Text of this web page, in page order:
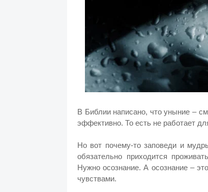
В Библии написано, что уныние –
эффективно. То есть не работает
Но вот почему-то заповеди и
обязательно приходится
Нужно осознание. А осознание –
чувствами.